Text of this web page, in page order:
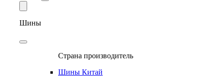
Шины
Страна производитель
Шины Китай